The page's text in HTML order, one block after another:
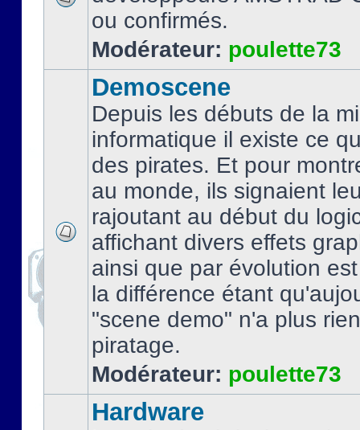
ou confirmés.
Modérateur: poulette73
Demoscene
Depuis les débuts de la
informatique il existe ce
des pirates. Et pour
au monde, ils signaient
rajoutant au début du
affichant divers effets
ainsi que par évolution
la différence étant
"scene demo" n'a plus
piratage.
Modérateur: poulette73
Hardware